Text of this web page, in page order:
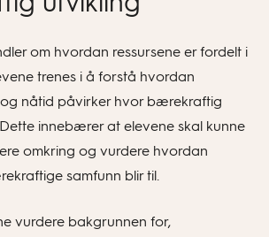
om hvordan ressursene er fordelt i
trenes i å forstå hvordan
nåtid påvirker hvor bærekraftig
innebærer at elevene skal kunne
omkring og vurdere hvordan
samfunn blir til.
vurdere bakgrunnen for,